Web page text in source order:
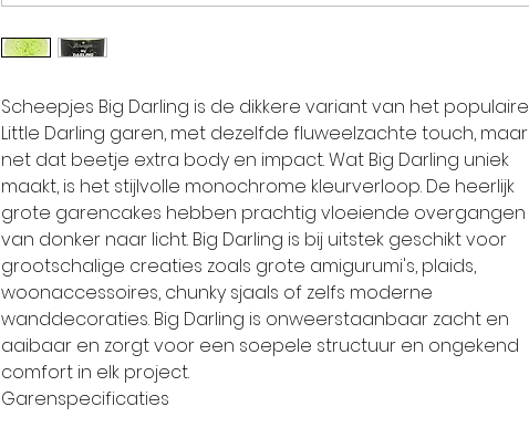
Scheepjes Big Darling is de dikkere variant van het populaire
Little Darling garen, met dezelfde fluweelzachte touch, maar
net dat beetje extra body en impact. Wat Big Darling uniek
maakt, is het stijlvolle monochrome kleurverloop. De heerlijk
grote garencakes hebben prachtig vloeiende overgangen
van donker naar licht. Big Darling is bij uitstek geschikt voor
grootschalige creaties zoals grote amigurumi's, plaids,
woonaccessoires, chunky sjaals of zelfs moderne
wanddecoraties. Big Darling is onweerstaanbaar zacht en
aaibaar en zorgt voor een soepele structuur en ongekend
comfort in elk project.
Garenspecificaties